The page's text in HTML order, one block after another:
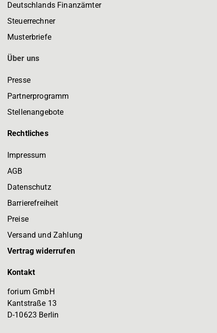
Deutschlands Finanzämter
Steuerrechner
Musterbriefe
Über uns
Presse
Partnerprogramm
Stellenangebote
Rechtliches
Impressum
AGB
Datenschutz
Barrierefreiheit
Preise
Versand und Zahlung
Vertrag widerrufen
Kontakt
forium GmbH
Kantstraße 13
D-10623 Berlin